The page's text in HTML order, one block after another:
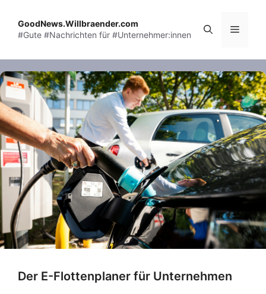
content
GoodNews.Willbraender.com
#Gute #Nachrichten für #Unternehmer:innen
Menu
Der E-Flottenplaner für Unternehmen